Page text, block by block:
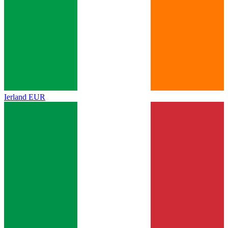
Ierland EUR